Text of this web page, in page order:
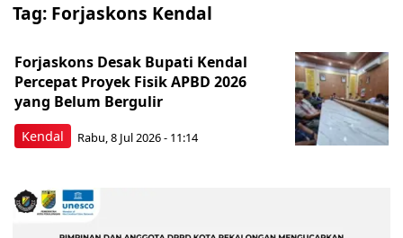
Tag: Forjaskons Kendal
Kendal
Forjaskons Desak Bupati Kendal
Percepat Proyek Fisik APBD 2026
yang Belum Bergulir
Rabu, 8 Jul 2026 - 11:14